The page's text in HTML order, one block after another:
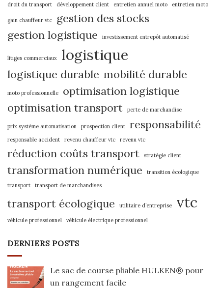
droit du transport
développement client entretien annuel moto entretien moto
gain chauffeur vtc
gestion des stocks
gestion logistique
investissement entrepôt automatisé
litiges commerciaux logistique
logistique durable mobilité durable
moto professionnelle
optimisation logistique
optimisation transport
perte de marchandise
prix système automatisation prospection client responsabilité
responsable accident revenu chauffeur vtc revenu vtc
réduction coûts transport stratégie client
transformation numérique
transition écologique
transport
transport de marchandises
transport écologique utilitaire d’entreprise vtc
véhicule professionnel véhicule électrique professionnel
DERNIERS POSTS
Le sac de course pliable HULKEN® pour
un rangement facile